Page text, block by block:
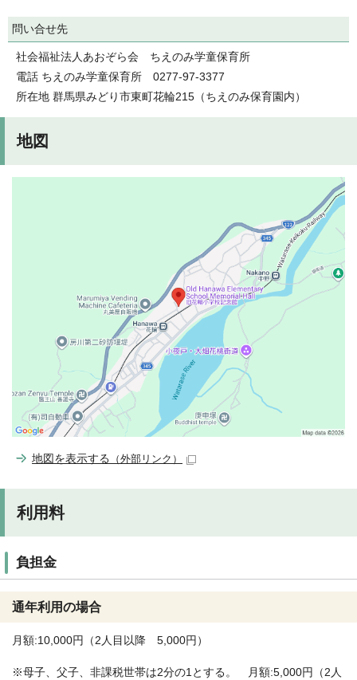
問い合せ先
社会福祉法人あおぞら会 ちえのみ学童保育所
電話 ちえのみ学童保育所 0277-97-3377
所在地 群馬県みどり市東町花輪215（ちえのみ保育園内）
地図
地図を表示する （外部リンク）
利用料
負担金
通年利用の場合
月額:10,000円（2人目以降 5,000円）
※母子、父子、非課税世帯は2分の1とする。 月額:5,000円（2人